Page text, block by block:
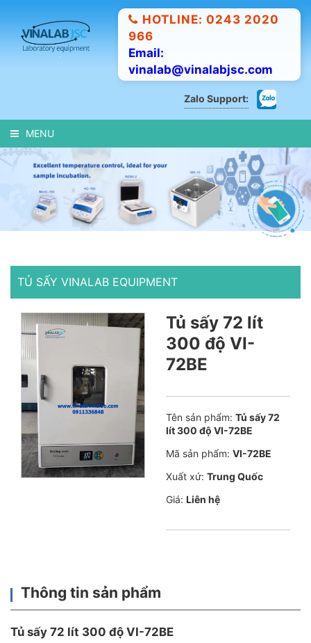
HOTLINE: 0243 2020
966
Email:
vinalab@vinalabjsc.com
Zalo Support:
MENU
TỦ SẤY VINALAB EQUIPMENT
Tủ sấy 72 lít
300 độ VI-
72BE
Tên sản phẩm: Tủ sấy 72
lít 300 độ VI-72BE
Mã sản phẩm: VI-72BE
Xuất xứ: Trung Quốc
Giá: Liên hệ
Thông tin sản phẩm
Tủ sấy 72 lít 300 độ VI-72BE